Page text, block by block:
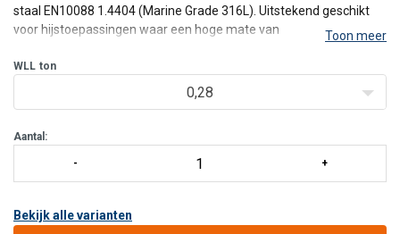
staal EN10088 1.4404 (Marine Grade 316L). Uitstekend geschikt
voor hijstoepassingen waar een hoge mate van
Duurzaam en betrouwbaar:
Het speciale ontwerp van de bout zorgt ervoor dat de moer
Toon meer
WLL ton
0,28
Aantal:
Bekijk alle varianten